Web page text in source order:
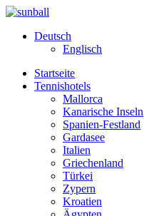
Deutsch
Englisch
Startseite
Tennishotels
Mallorca
Kanarische Inseln
Spanien-Festland
Gardasee
Italien
Griechenland
Türkei
Zypern
Kroatien